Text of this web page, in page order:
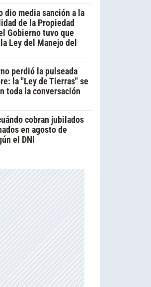
dio media sanción a la
de la Propiedad
Gobierno tuvo que
Ley del Manejo del
perdió la pulseada
la "Ley de Tierras" se
toda la conversación
cobran jubilados
en agosto de
el DNI